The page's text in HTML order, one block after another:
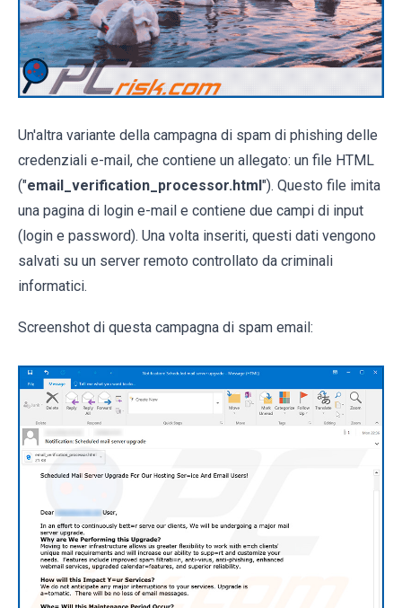
Un'altra variante della campagna di spam di phishing delle
credenziali e-mail, che contiene un allegato: un file HTML
("email_verification_processor.html"). Questo file imita
una pagina di login e-mail e contiene due campi di input
(login e password). Una volta inseriti, questi dati vengono
salvati su un server remoto controllato da criminali
informatici.
Screenshot di questa campagna di spam email: